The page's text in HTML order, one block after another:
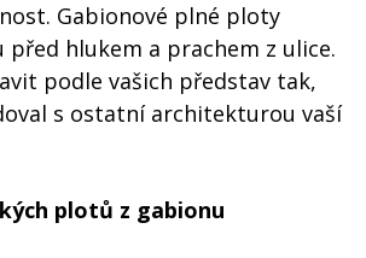
Gabionové plné ploty
před hlukem a prachem z ulice.
podle vašich představ tak,
s ostatní architekturou vaší
plotů z gabionu